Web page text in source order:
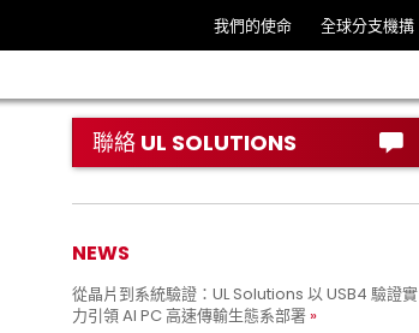
我們的使命 全球分支機搆
聯絡 UL SOLUTIONS
NEWS
從晶片到系統驗證：UL Solutions 以 USB4 驗證實
力引領 AI PC 高速傳輸生態系部署